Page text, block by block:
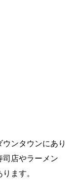
ンタウンにあり
司店やラーメン
ます。